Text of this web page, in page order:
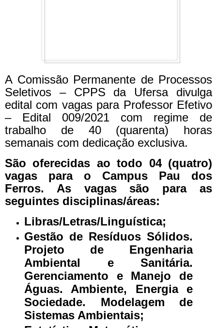
A Comissão Permanente de Processos
Seletivos – CPPS da Ufersa divulga
edital com vagas para Professor Efetivo
– Edital 009/2021 com regime de
trabalho de 40 (quarenta) horas
semanais com dedicação exclusiva.
São oferecidas ao todo 04 (quatro)
vagas para o Campus Pau dos
Ferros. As vagas são para as
seguintes disciplinas/áreas:
Libras/Letras/Linguística;
Gestão de Resíduos Sólidos.
Projeto de Engenharia
Ambiental e Sanitária.
Gerenciamento e Manejo de
Águas. Ambiente, Energia e
Sociedade. Modelagem de
Sistemas Ambientais;